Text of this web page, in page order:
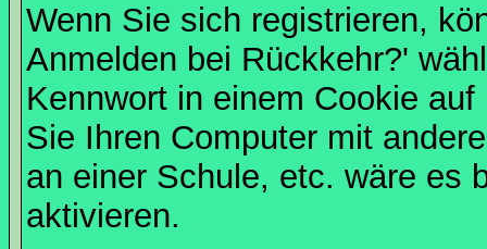
Wenn Sie sich registrieren,
Anmelden bei Rückkehr?'
Kennwort in einem Cookie
Sie Ihren Computer mit
an einer Schule, etc. wäre es
aktivieren.